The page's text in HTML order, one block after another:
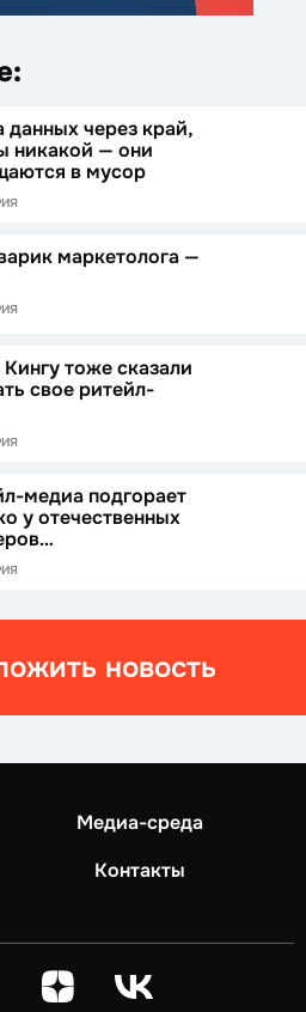
данных через край,
никакой — они
в мусор
маркетолога —
Кингу тоже сказали
свое ритейл-
медиа подгорает
у отечественных
новость
Медиа-среда
Контакты